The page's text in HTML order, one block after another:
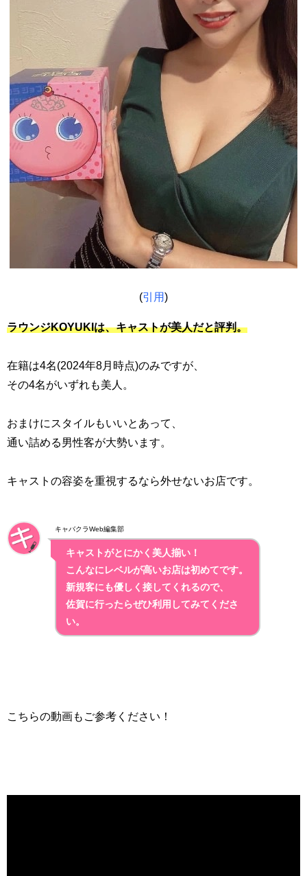
(引用)
ラウンジKOYUKIは、キャストが美人だと評判。
在籍は4名(2024年8月時点)のみですが、
その4名がいずれも美人。
おまけにスタイルもいいとあって、
通い詰める男性客が大勢います。
キャストの容姿を重視するなら外せないお店です。
キャバクラWeb編集部
キャストがとにかく美人揃い！
こんなにレベルが高いお店は初めてです。
新規客にも優しく接してくれるので、
佐賀に行ったらぜひ利用してみてくださ
い。
こちらの動画もご参考ください！